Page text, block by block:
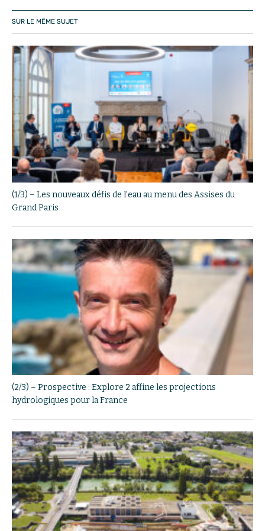
SUR LE MÊME SUJET
(1/3) – Les nouveaux défis de l’eau au menu des Assises du
Grand Paris
(2/3) – Prospective : Explore 2 affine les projections
hydrologiques pour la France